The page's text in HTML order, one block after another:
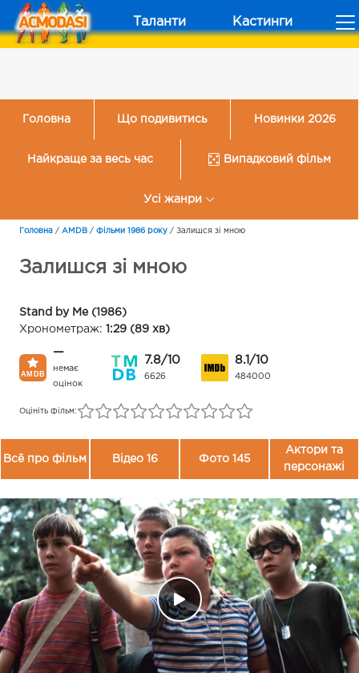
Таланти Кастинги
Головна Що подивитись Новинки 2026
Найкраще за весь час Випадковий фільм
Усі жанри
Головна / AMDB / Фільми 1986 року / Залишся зі мною
Залишся зі мною
Stand by Me (1986)
Хронометраж: 1:29 (89 хв)
—
немає
оцінок
7.8/10
6626
8.1/10
484000
Оцініть фільм:
Всё про фільм Відео 16 Фото 145
Актори та
персонажі